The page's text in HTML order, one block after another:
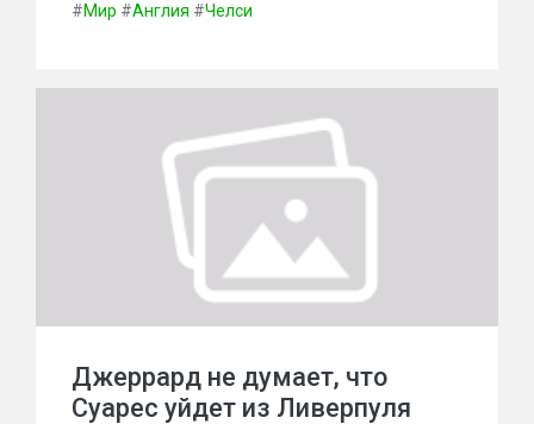
#Мир #Англия #Челси
Джеррард не думает, что
Суарес уйдет из Ливерпуля